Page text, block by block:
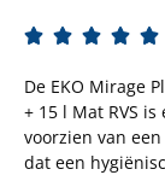
    
De EKO Mirage
+ 15 l Mat RVS
voorzien van
dat een